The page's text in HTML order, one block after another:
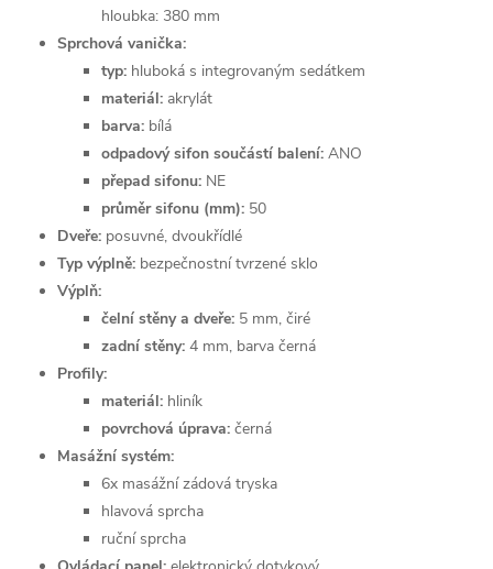
hloubka: 380 mm
Sprchová vanička:
typ: hluboká s integrovaným sedátkem
materiál: akrylát
barva: bílá
odpadový sifon součástí balení: ANO
přepad sifonu: NE
průměr sifonu (mm): 50
Dveře: posuvné, dvoukřídlé
Typ výplně: bezpečnostní tvrzené sklo
Výplň:
čelní stěny a dveře: 5 mm, čiré
zadní stěny: 4 mm, barva černá
Profily:
materiál: hliník
povrchová úprava: černá
Masážní systém:
6x masážní zádová tryska
hlavová sprcha
ruční sprcha